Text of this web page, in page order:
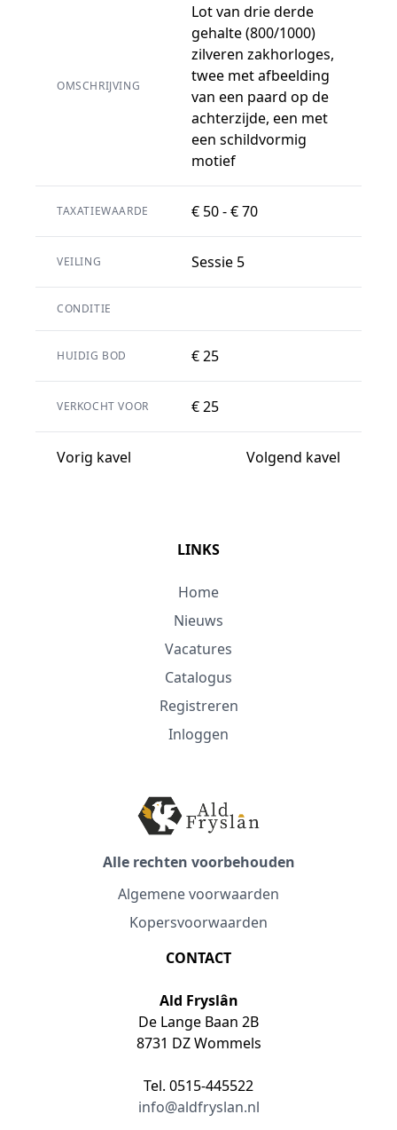
OMSCHRIJVING
Lot van drie derde
gehalte (800/1000)
zilveren zakhorloges,
twee met afbeelding
van een paard op de
achterzijde, een met
een schildvormig
motief
TAXATIEWAARDE € 50 - € 70
VEILING Sessie 5
CONDITIE
HUIDIG BOD € 25
VERKOCHT VOOR € 25
Vorig kavel Volgend kavel
LINKS
Home
Nieuws
Vacatures
Catalogus
Registreren
Inloggen
Alle rechten voorbehouden
Algemene voorwaarden
Kopersvoorwaarden
CONTACT
Ald Fryslân
De Lange Baan 2B
8731 DZ Wommels
Tel. 0515-445522
info@aldfryslan.nl